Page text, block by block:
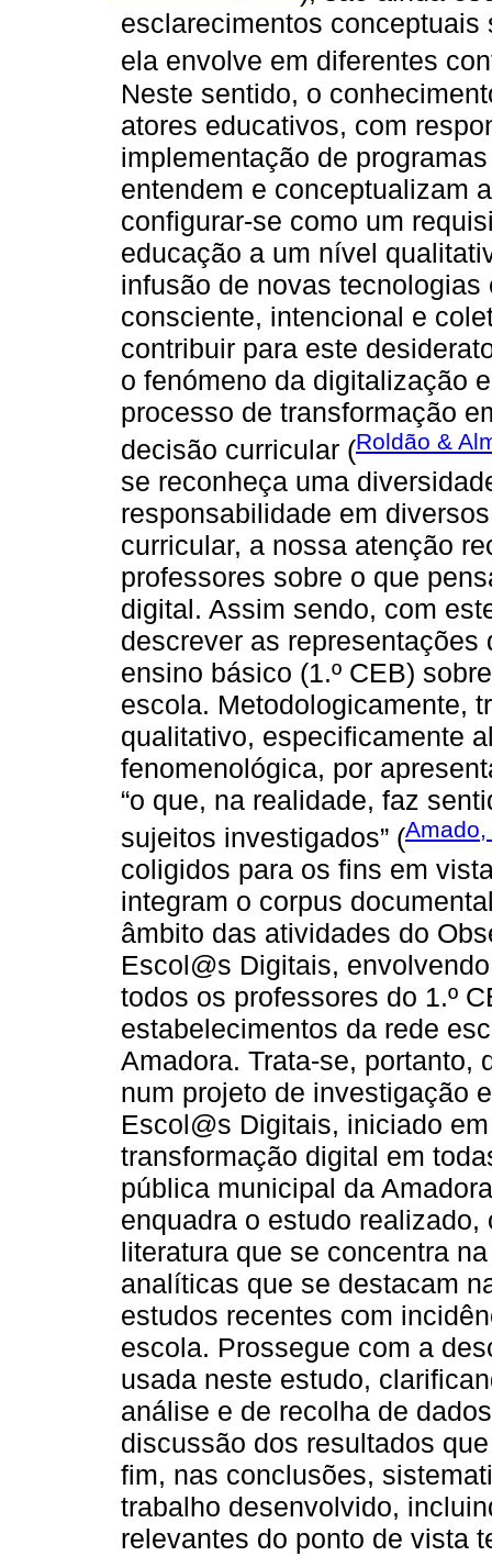
esclarecimentos
ela envolve em diferentes
Neste sentido, o
atores educativos, com
implementação de
entendem e conceptualizam
configurar-se como um
educação a um nível
infusão de novas
consciente, intencional e
contribuir para este
o fenómeno da digitalização
processo de transformação
decisão curricular (Roldão &
se reconheça uma
responsabilidade em
curricular, a nossa atenção
professores sobre o que
digital. Assim sendo, com
descrever as representações
ensino básico (1.º CEB)
escola. Metodologicamente,
qualitativo, especificamente
fenomenológica, por
“o que, na realidade, faz
sujeitos investigados” (
coligidos para os fins em
integram o corpus
âmbito das atividades do
Escol@s Digitais,
todos os professores do 1.º
estabelecimentos da rede
Amadora. Trata-se, portanto,
num projeto de investigação
Escol@s Digitais, iniciado
transformação digital em
pública municipal da
enquadra o estudo
literatura que se concentra
analíticas que se destacam
estudos recentes com
escola. Prossegue com a
usada neste estudo,
análise e de recolha de
discussão dos resultados
fim, nas conclusões,
trabalho desenvolvido,
relevantes do ponto de vista